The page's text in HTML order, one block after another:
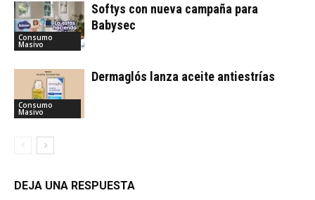
Consumo
Masivo
Softys con nueva campaña para
Babysec
Consumo
Masivo
Dermaglós lanza aceite antiestrías
DEJA UNA RESPUESTA